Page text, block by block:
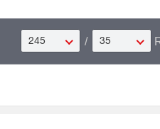
245 / 35